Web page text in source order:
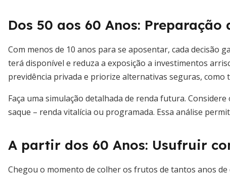
Dos 50 aos 60 Anos:
Com menos de 10 anos para se aposentar, cada decisão
terá disponível e reduza a exposição a investimentos
previdência privada e priorize alternativas seguras, como
Faça uma simulação detalhada de renda futura.
saque – renda vitalícia ou programada. Essa análise
A partir dos 60 Anos: Usufruir
Chegou o momento de colher os frutos de tantos anos